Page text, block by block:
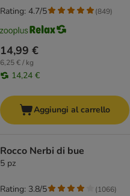
14,99 €
6,25 € / kg
14,24 €
Rating: 4.7/5 (849)
Aggiungi al carrello
Rocco Nerbi di bue
5 pz
Rating: 3.8/5 (1066)